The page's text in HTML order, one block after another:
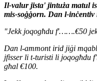
Il-valur jista' jintuża matul
mis-soġġorn. Dan l-
"Jekk joqogħdu f'…….€50
Dan l-ammont irid jiġi
jfisser li t-turisti li joqogħdu
għal €100.